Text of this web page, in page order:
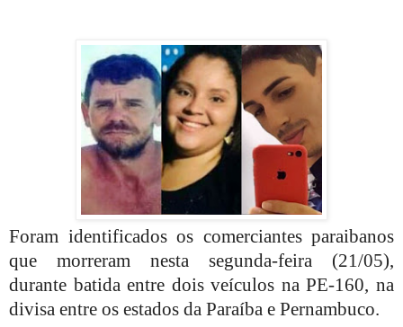
Foram identificados os comerciantes paraibanos
que morreram nesta segunda-feira (21/05),
durante batida entre dois veículos na PE-160, na
divisa entre os estados da Paraíba e Pernambuco.